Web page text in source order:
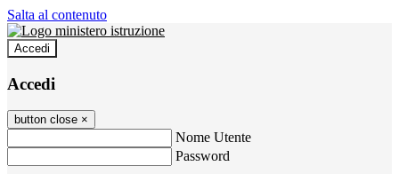
Salta al contenuto
Accedi
Accedi
button close ×
Nome Utente
Password